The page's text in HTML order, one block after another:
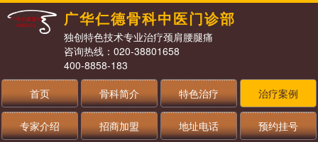
广华仁德骨科中医门诊部
独创特色技术专业治疗颈肩腰腿痛
咨询热线：020-38801658
400-8858-183
首页
骨科简介 特色治疗 治疗案例
专家介绍 招商加盟 地址电话 预约挂号